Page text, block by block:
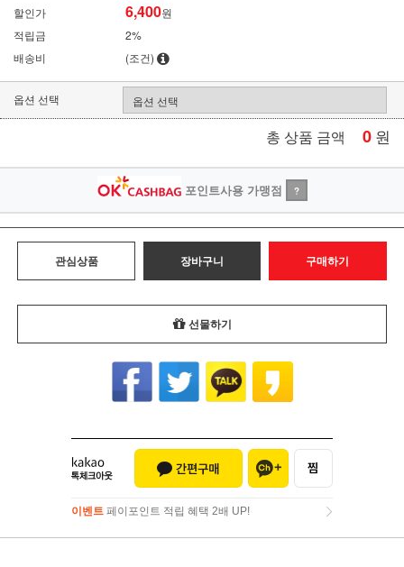
할인가
6,400원
적립금
2%
배송비
(조건)
옵션 선택
총 상품 금액 0 원
포인트사용 가맹점 ?
관심상품 장바구니 구매하기
선물하기
이벤트 페이포인트 적립 혜택 2배 UP!
이벤트페이포인트 적립 혜택 2배 UP!